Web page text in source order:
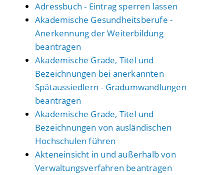
Adressbuch - Eintrag sperren lassen
Akademische Gesundheitsberufe -
Anerkennung der Weiterbildung
beantragen
Akademische Grade, Titel und
Bezeichnungen bei anerkannten
Spätaussiedlern - Gradumwandlungen
beantragen
Akademische Grade, Titel und
Bezeichnungen von ausländischen
Hochschulen führen
Akteneinsicht in und außerhalb von
Verwaltungsverfahren beantragen